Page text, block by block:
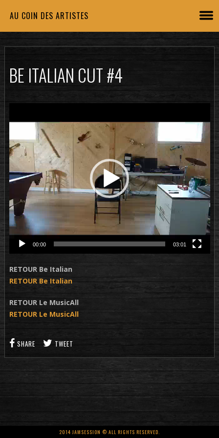
AU COIN DES ARTISTES
BE ITALIAN CUT #4
vidéo
00:00 03:01
RETOUR Be Italian
RETOUR Be Italian
RETOUR Le MusicAll
RETOUR Le MusicAll
SHARE TWEET
2014 JAMSESSION © ALL RIGHTS RESERVED.